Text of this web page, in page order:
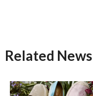
Related News